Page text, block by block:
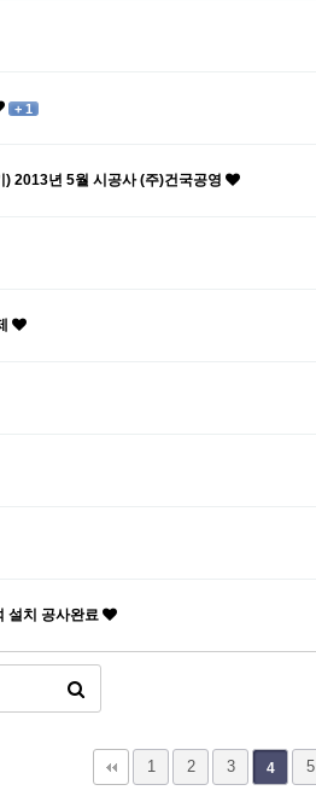
+ 1
2013년 5월 시공사 (주)건국공영
설치 공사완료
1 2 3 4 5